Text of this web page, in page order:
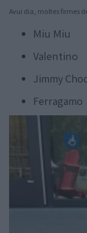
Avui dia, moltes firmes
Miu Miu
Valentino
Jimmy
Ferragamo